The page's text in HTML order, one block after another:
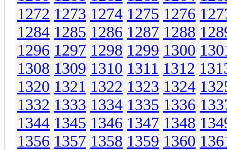
1272 1273 1274 1275 1276
1284 1285 1286 1287 1288
1296 1297 1298 1299 1300
1308 1309 1310 1311 1312
1320 1321 1322 1323 1324
1332 1333 1334 1335 1336
1344 1345 1346 1347 1348
1356 1357 1358 1359 1360